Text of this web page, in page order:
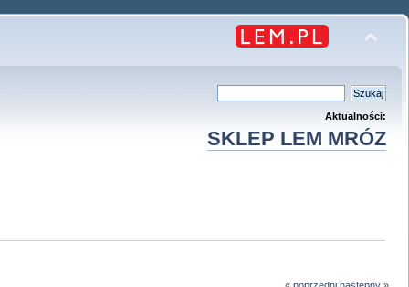
Aktualności:
SKLEP LEM MRÓZ